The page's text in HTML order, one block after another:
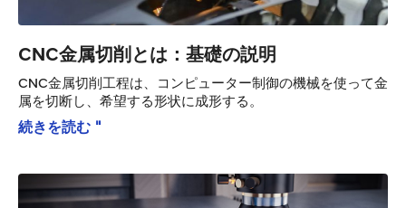
CNC金属切削とは：基礎の説明
CNC金属切削工程は、コンピューター制御の機械を使って金
属を切断し、希望する形状に成形する。
続きを読む "